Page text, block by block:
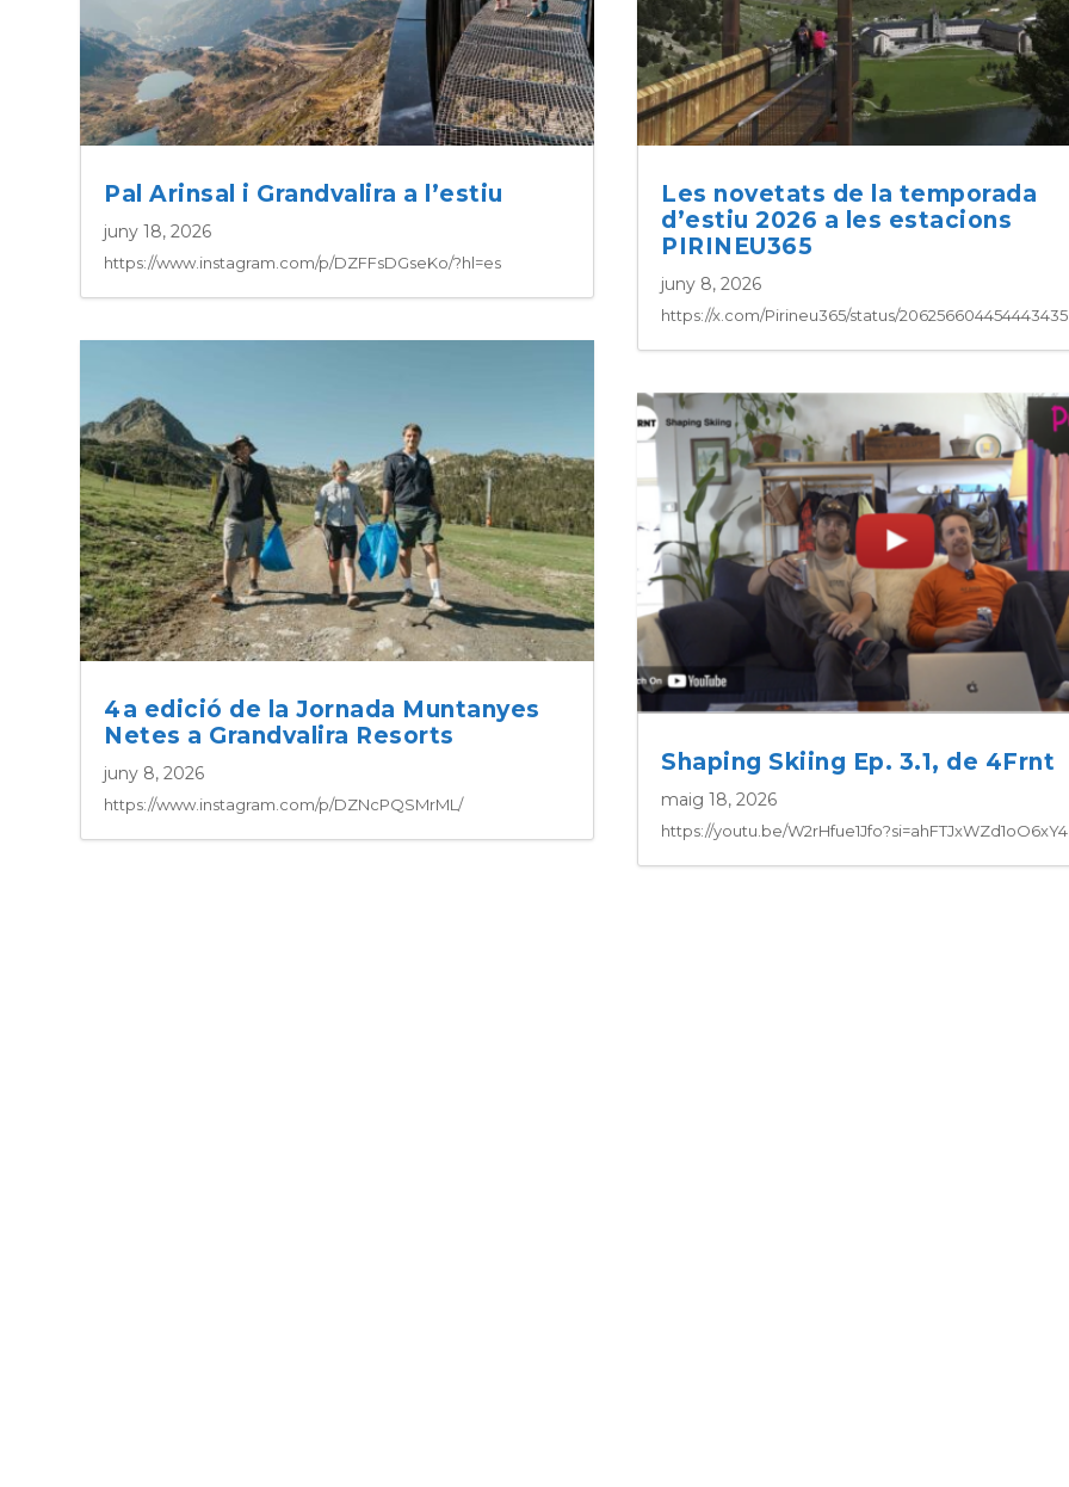
Pal Arinsal i Grandvalira a l’estiu
juny 18, 2026
https://www.instagram.com/p/DZFFsDGseKo/?hl=es
4a edició de la Jornada Muntanyes
Netes a Grandvalira Resorts
juny 8, 2026
https://www.instagram.com/p/DZNcPQSMrML/
Les novetats de la temporada
d’estiu 2026 a les estacions
PIRINEU365
juny 8, 2026
https://x.com/Pirineu365/status/
Shaping Skiing Ep. 3.1, de 4Frnt
maig 18, 2026
https://youtu.be/W2rHfue1Jfo?si=ahFTJxWZd1oO6xY4